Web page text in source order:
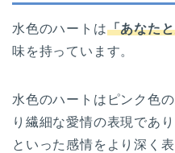
水色のハートは「あなた
味を持っています。
水色のハートはピンク色
り繊細な愛情の表現であ
といった感情をより深く表